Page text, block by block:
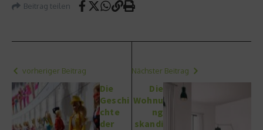
Beitrag teilen
vorheriger Beitrag
Die
Geschi
chte
der
Nächster Beitrag
Die
Wohnu
ng
skandi